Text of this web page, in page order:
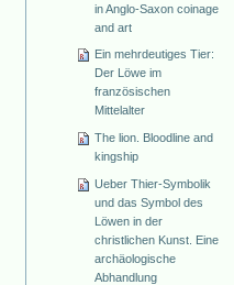
in Anglo-Saxon coinage
and art
Ein mehrdeutiges Tier:
Der Löwe im
französischen
Mittelalter
The lion. Bloodline and
kingship
Ueber Thier-Symbolik
und das Symbol des
Löwen in der
christlichen Kunst. Eine
archäologische
Abhandlung